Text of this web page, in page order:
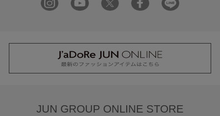
JUN GROUP ONLINE STORE